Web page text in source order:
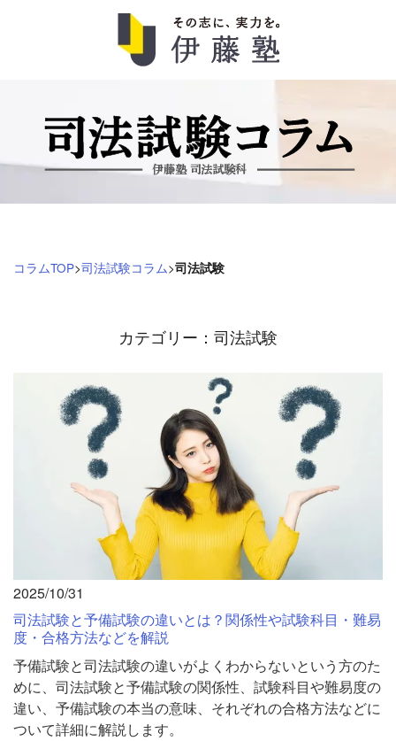
コラムTOP>司法試験コラム>司法試験
カテゴリー：司法試験
2025/10/31
司法試験と予備試験の違いとは？関係性や試験科目・難易
度・合格方法などを解説
予備試験と司法試験の違いがよくわからないという方のた
めに、司法試験と予備試験の関係性、試験科目や難易度の
違い、予備試験の本当の意味、それぞれの合格方法などに
ついて詳細に解説します。